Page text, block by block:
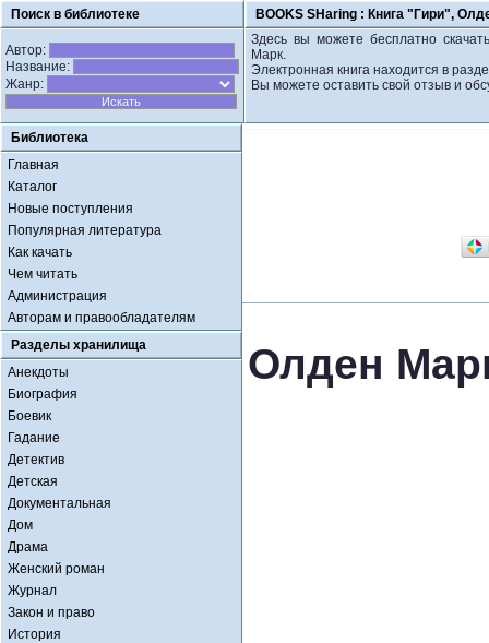
Поиск в библиотеке BOOKS SHaring : Книга "Гири",
Автор:
Название:
Жанр:
Здесь вы можете бесплатно
Марк.
Электронная книга находится в
Вы можете оставить свой отзыв и
Библиотека
Главная
Каталог
Новые поступления
Популярная литература
Как качать
Чем читать
Администрация
Авторам и правообладателям
Разделы хранилища
Анекдоты
Биография
Боевик
Гадание
Детектив
Детская
Документальная
Дом
Драма
Женский роман
Журнал
Закон и право
История
Олден